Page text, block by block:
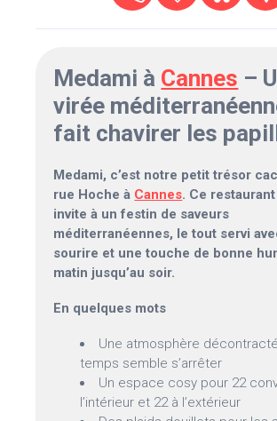
Medami à Cannes –
virée
fait chavirer les
Medami, c’est notre petit trésor
rue Hoche à Cannes. Ce
invite à un festin de saveurs
méditerranéennes, le tout servi
sourire et une touche de bonne
matin jusqu’au soir.
En quelques mots
Une atmosphère
temps semble s’arrêter
Un espace cosy pour 22
l’intérieur et 22 à l’extérieur